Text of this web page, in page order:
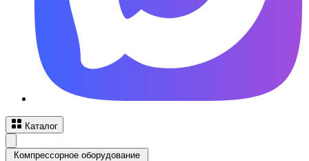
Каталог
Компрессорное оборудование